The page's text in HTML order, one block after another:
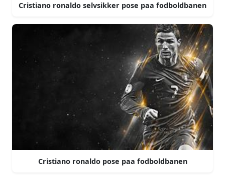
Cristiano ronaldo selvsikker pose paa fodboldbanen
Cristiano ronaldo pose paa fodboldbanen